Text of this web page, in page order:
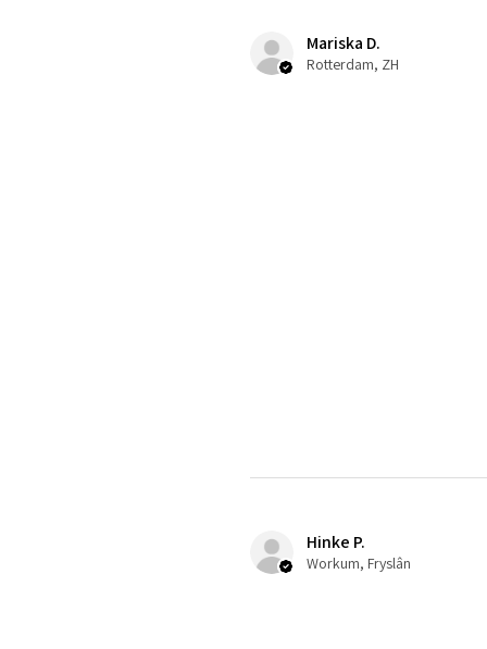
Mariska D.
Rotterdam, ZH
Hinke P.
Workum, Fryslân